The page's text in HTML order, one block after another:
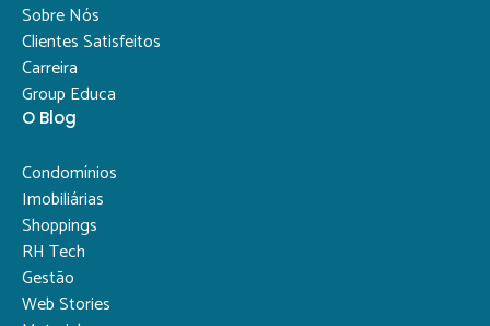
Sobre Nós
Clientes Satisfeitos
Carreira
Group Educa
O Blog
Condomínios
Imobiliárias
Shoppings
RH Tech
Gestão
Web Stories